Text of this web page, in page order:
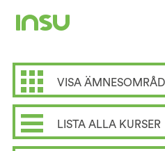
VISA
LISTA ALLA KURSER